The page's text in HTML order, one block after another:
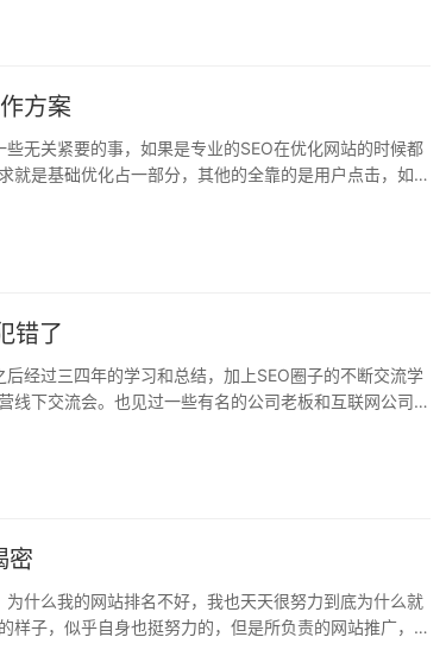
方案
无关紧要的事，如果是专业的SEO在优化网站的时候都
就是基础优化占一部分，其他的全靠的是用户点击，如果
错了
经过三四年的学习和总结，加上SEO圈子的不断交流学
线下交流会。也见过一些有名的公司老板和互联网公司的
密
什么我的网站排名不好，我也天天很努力到底为什么就
样子，似乎自身也挺努力的，但是所负责的网站推广，结